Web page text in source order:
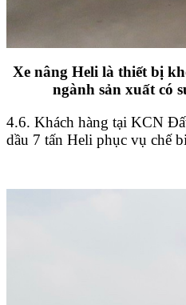
Xe nâng Heli là thiết bị
ngành sản xuất có
4.6. Khách hàng tại KCN
dầu 7 tấn Heli phục vụ chế